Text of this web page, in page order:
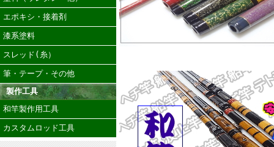
エポキシ・接着剤
漆系塗料
スレッド(糸）
筆・テープ・その他
製作工具
和竿製作用工具
カスタムロッド工具